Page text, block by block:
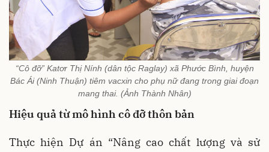
“Cô đỡ” Katơr Thị Nính (dân tộc Raglay) xã Phước Bình, huyện
Bác Ái (Ninh Thuận) tiêm vacxin cho phụ nữ đang trong giai đoạn
mang thai. (Ảnh Thành Nhân)
Hiệu quả từ mô hình cô đỡ thôn bản
Thực hiện Dự án “Nâng cao chất lượng và sử